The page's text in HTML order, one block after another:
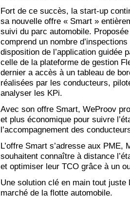
Fort de ce succès, la start-up
sa nouvelle offre « Smart »
suivi du parc automobile.
comprend un nombre
disposition de l’application guidée
celle de la plateforme de gestion
dernier a accès à un tableau de
réalisées par les conducteurs,
analyser les KPi.
Avec son offre Smart, WeProov
et plus économique pour suivre
l’accompagnement des
L’offre Smart s’adresse aux
souhaitent connaître à distance
et optimiser leur TCO grâce à un
Une solution clé en main tout
marché de la flotte automobile.